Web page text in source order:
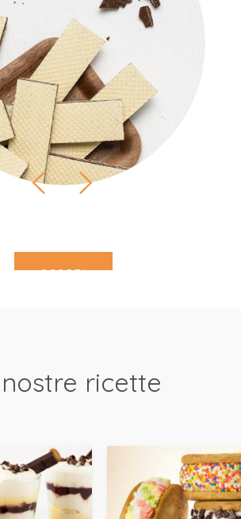
SCOPRI
ricette